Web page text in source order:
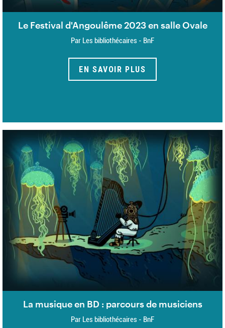
Le Festival d'Angoulême 2023 en salle Ovale
Par Les bibliothécaires - BnF
EN SAVOIR PLUS
La musique en BD : parcours de musiciens
Par Les bibliothécaires - BnF